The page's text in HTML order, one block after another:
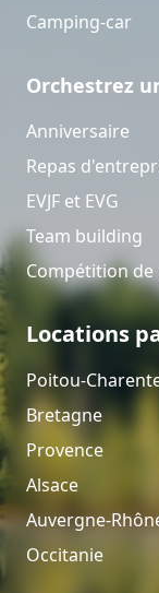
Camping-car
Orchestrez
Anniversaire
Repas
EVJF et EVG
Team building
Compétition de
Locations
Poitou-
Bretagne
Provence
Alsace
Auvergne-
Occitanie